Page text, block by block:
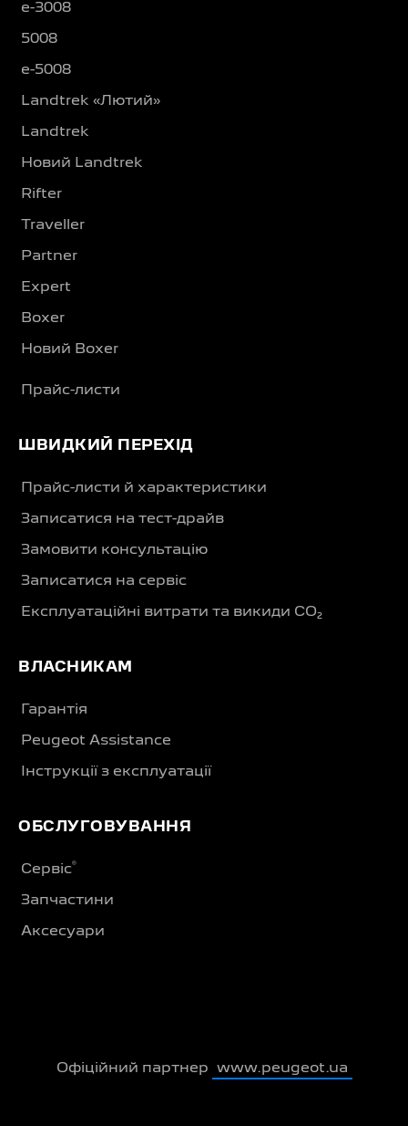
e-3008
5008
e-5008
Landtrek «Лютий»
Landtrek
Новий Landtrek
Rifter
Traveller
Partner
Expert
Boxer
Новий Boxer
Прайс-листи
ШВИДКИЙ ПЕРЕХІД
Прайс-листи й характеристики
Записатися на тест-драйв
Замовити консультацію
Записатися на сервіс
Експлуатаційні витрати та викиди CO₂
ВЛАСНИКАМ
Гарантія
Peugeot Assistance
Інструкції з експлуатації
ОБСЛУГОВУВАННЯ
Сервіс®
Запчастини
Аксесуари
Офіційний партнер www.peugeot.ua